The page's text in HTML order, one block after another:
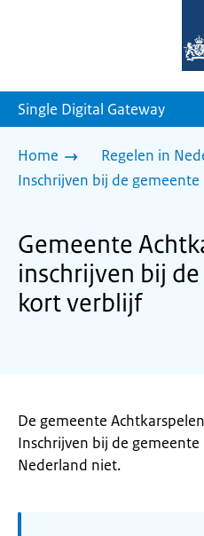
Single Digital Gateway
Home
Regelen in
Inschrijven bij de
Gemeente
inschrijven bij
kort verblijf
De gemeente
Inschrijven bij de
Nederland niet.